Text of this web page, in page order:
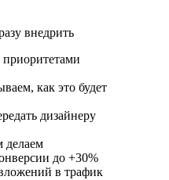
внедрить
как это будет
дизайнеру
делаем
до +30%
в трафик